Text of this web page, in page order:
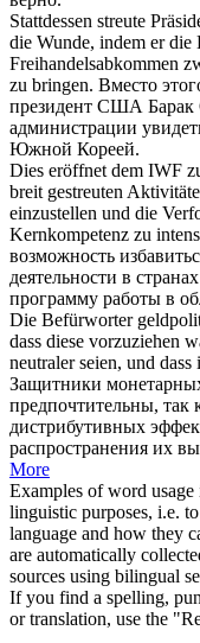
Stattdessen streute
die Wunde, indem er die
Freihandelsabkommen
zu bringen. Вместо
президент США Барак
администрации
Южной Кореей.
Dies eröffnet dem IWF
breit gestreuten
einzustellen und die
Kernkompetenz zu
возможность
деятельности в
программу работы в
Die Befürworter
dass diese vorzuziehen
neutraler seien, und
Защитники
предпочтительны, так
дистрибутивных
распространения их
More
Examples of word
linguistic purposes, i.e.
language and how they
are automatically
sources using bilingual
If you find a spelling,
or translation, use the